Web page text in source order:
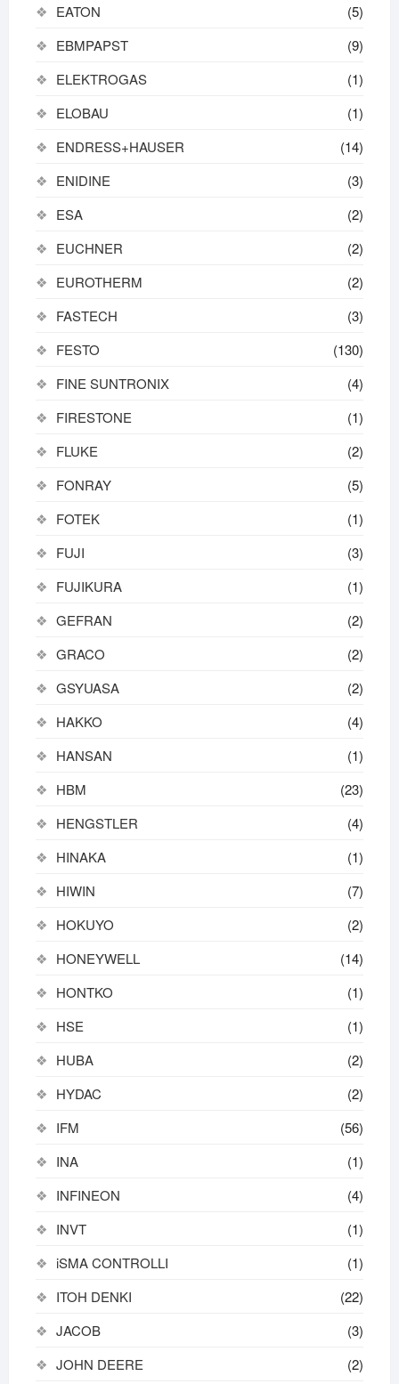
EATON
(5)
EBMPAPST
(9)
ELEKTROGAS
(1)
ELOBAU
(1)
ENDRESS+HAUSER
(14)
ENIDINE
(3)
ESA
(2)
EUCHNER
(2)
EUROTHERM
(2)
FASTECH
(3)
FESTO
(130)
FINE SUNTRONIX
(4)
FIRESTONE
(1)
FLUKE
(2)
FONRAY
(5)
FOTEK
(1)
FUJI
(3)
FUJIKURA
(1)
GEFRAN
(2)
GRACO
(2)
GSYUASA
(2)
HAKKO
(4)
HANSAN
(1)
HBM
(23)
HENGSTLER
(4)
HINAKA
(1)
HIWIN
(7)
HOKUYO
(2)
HONEYWELL
(14)
HONTKO
(1)
HSE
(1)
HUBA
(2)
HYDAC
(2)
IFM
(56)
INA
(1)
INFINEON
(4)
INVT
(1)
iSMA CONTROLLI
(1)
ITOH DENKI
(22)
JACOB
(3)
JOHN DEERE
(2)